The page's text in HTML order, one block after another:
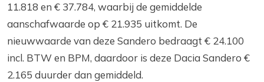
11.818 en € 37.784, waarbij de gemiddelde
aanschafwaarde op € 21.935 uitkomt. De
nieuwwaarde van deze Sandero bedraagt € 24.100
incl. BTW en BPM, daardoor is deze Dacia Sandero €
2.165 duurder dan gemiddeld.